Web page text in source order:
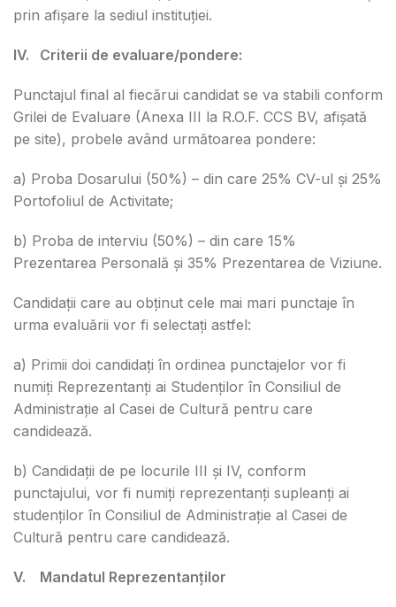
prin afișare la sediul instituției.
IV. Criterii de evaluare/pondere:
Punctajul final al fiecărui candidat se va stabili conform
Grilei de Evaluare (Anexa III la R.O.F. CCS BV, afișată
pe site), probele având următoarea pondere:
a) Proba Dosarului (50%) – din care 25% CV-ul și 25%
Portofoliul de Activitate;
b) Proba de interviu (50%) – din care 15%
Prezentarea Personală și 35% Prezentarea de Viziune.
Candidații care au obținut cele mai mari punctaje în
urma evaluării vor fi selectați astfel:
a) Primii doi candidați în ordinea punctajelor vor fi
numiți Reprezentanți ai Studenților în Consiliul de
Administrație al Casei de Cultură pentru care
candidează.
b) Candidații de pe locurile III și IV, conform
punctajului, vor fi numiți reprezentanți supleanți ai
studenților în Consiliul de Administrație al Casei de
Cultură pentru care candidează.
V. Mandatul Reprezentanților